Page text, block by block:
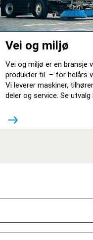
Vei og miljø
Vei og miljø er en bransje
produkter til – for helårs
Vi leverer maskiner,
deler og service. Se utvalg